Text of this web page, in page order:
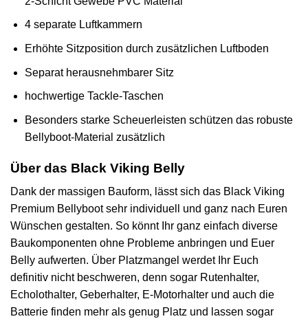
4 separate Luftkammern
Erhöhte Sitzposition durch zusätzlichen Luftboden
Separat herausnehmbarer Sitz
hochwertige Tackle-Taschen
Besonders starke Scheuerleisten schützen das robuste
Bellyboot-Material zusätzlich
Über das Black Viking Belly
Dank der massigen Bauform, lässt sich das Black Viking
Premium Bellyboot sehr individuell und ganz nach Euren
Wünschen gestalten. So könnt Ihr ganz einfach diverse
Baukomponenten ohne Probleme anbringen und Euer
Belly aufwerten. Über Platzmangel werdet Ihr Euch
definitiv nicht beschweren, denn sogar Rutenhalter,
Echolothalter, Geberhalter, E-Motorhalter und auch die
Batterie finden mehr als genug Platz und lassen sogar